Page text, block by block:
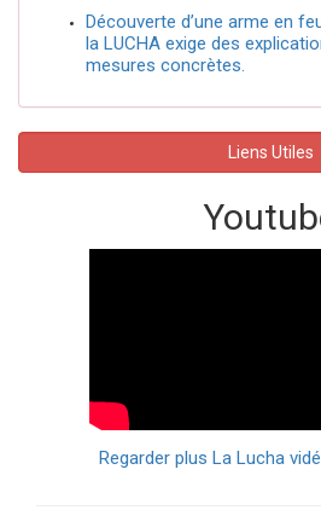
Découverte d’une arme en
la LUCHA exige des
mesures concrètes.
Liens Utiles
Regarder plus La Lucha